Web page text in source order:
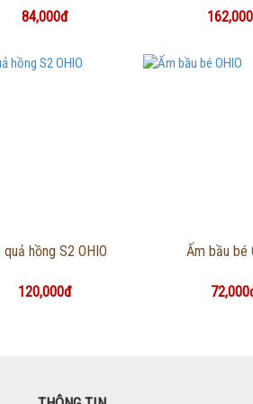
84,000đ
Thông tin chi tiết
quả hồng S2 OHIO
120,000đ
Thông tin
Ấm bầu bé